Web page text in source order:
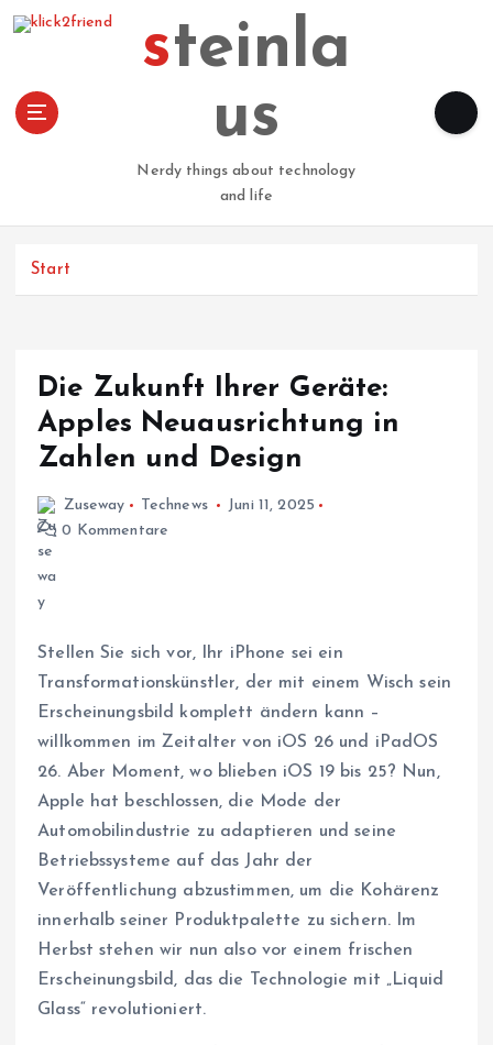
steinla
us
Nerdy things about technology
and life
Start
Die Zukunft Ihrer Geräte:
Apples Neuausrichtung in
Zahlen und Design
Zuseway Technews
Juni 11, 2025
0 Kommentare
Stellen Sie sich vor, Ihr iPhone sei ein
Transformationskünstler, der mit einem Wisch sein
Erscheinungsbild komplett ändern kann –
willkommen im Zeitalter von iOS 26 und iPadOS
26. Aber Moment, wo blieben iOS 19 bis 25? Nun,
Apple hat beschlossen, die Mode der
Automobilindustrie zu adaptieren und seine
Betriebssysteme auf das Jahr der
Veröffentlichung abzustimmen, um die Kohärenz
innerhalb seiner Produktpalette zu sichern. Im
Herbst stehen wir nun also vor einem frischen
Erscheinungsbild, das die Technologie mit „Liquid
Glass“ revolutioniert.